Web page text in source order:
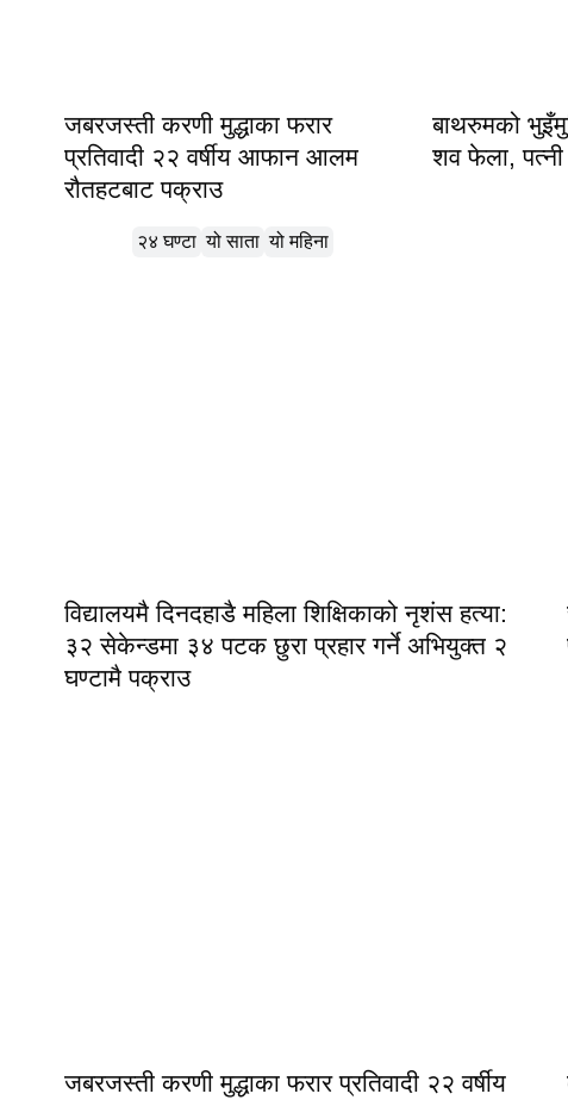
जबरजस्ती करणी मुद्धाका फरार
प्रतिवादी २२ वर्षीय आफान आलम
रौतहटबाट पक्राउ
बाथरुमको
शव फेला, पत्नी
२४ घण्टा यो साता यो महिना
विद्यालयमै दिनदहाडै महिला शिक्षिकाको नृशंस हत्या:
३२ सेकेन्डमा ३४ पटक छुरा प्रहार गर्ने अभियुक्त २
घण्टामै पक्राउ
जबरजस्ती करणी मुद्धाका फरार प्रतिवादी २२ वर्षीय